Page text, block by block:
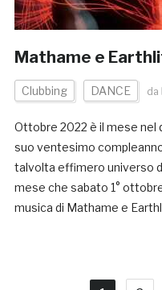
Mathame e
Clubbing DANCE da
Ottobre 2022 è il mese nel
suo ventesimo
talvolta effimero universo
mese che sabato 1°
musica di Mathame e